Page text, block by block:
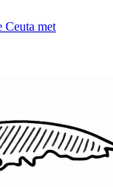
Ceuta met